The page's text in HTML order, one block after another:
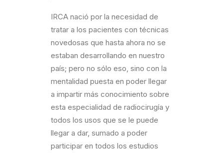
IRCA nació por la necesidad de
tratar a los pacientes con técnicas
novedosas que hasta ahora no se
estaban desarrollando en nuestro
país; pero no sólo eso, sino con la
mentalidad puesta en poder llegar
a impartir más conocimiento sobre
esta especialidad de radiocirugía y
todos los usos que se le puede
llegar a dar, sumado a poder
participar en todos los estudios